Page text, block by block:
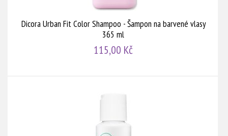
Dicora Urban Fit Color Shampoo - Šampon na barvené vlasy
365 ml
115,00 Kč